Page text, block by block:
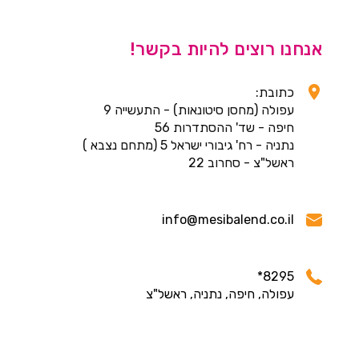
אנחנו רוצים להיות בקשר!
כתובת:
עפולה (מחסן סיטונאות) - התעשייה 9
חיפה - שד' ההסתדרות 56
נתניה - רח' גיבורי ישראל 5 (מתחם נצבא )
ראשל"צ - סחרוב 22
info@mesibalend.co.il
8295*
עפולה, חיפה, נתניה, ראשל"צ